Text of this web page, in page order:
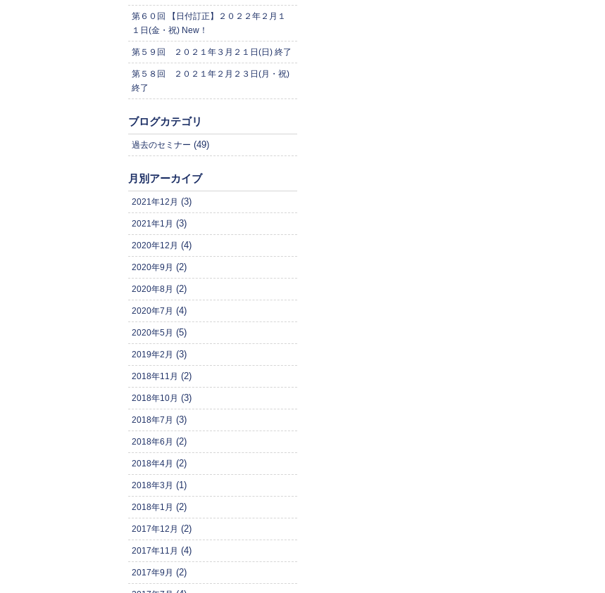
第６０回 【日付訂正】２０２２年２月１
１日(金・祝) New！
第５９回 ２０２１年３月２１日(日) 終了
第５８回 ２０２１年２月２３日(月・祝)
終了
ブログカテゴリ
過去のセミナー (49)
月別アーカイブ
2021年12月 (3)
2021年1月 (3)
2020年12月 (4)
2020年9月 (2)
2020年8月 (2)
2020年7月 (4)
2020年5月 (5)
2019年2月 (3)
2018年11月 (2)
2018年10月 (3)
2018年7月 (3)
2018年6月 (2)
2018年4月 (2)
2018年3月 (1)
2018年1月 (2)
2017年12月 (2)
2017年11月 (4)
2017年9月 (2)